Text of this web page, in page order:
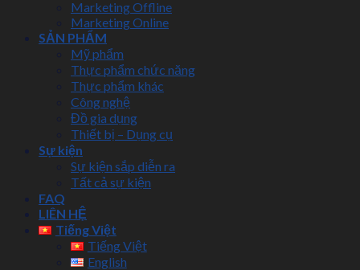
Marketing Offline
Marketing Online
SẢN PHẨM
Mỹ phẩm
Thực phẩm chức năng
Thực phẩm khác
Công nghệ
Đồ gia dụng
Thiết bị – Dụng cụ
Sự kiện
Sự kiện sắp diễn ra
Tất cả sự kiện
FAQ
LIÊN HỆ
Tiếng Việt
Tiếng Việt
English